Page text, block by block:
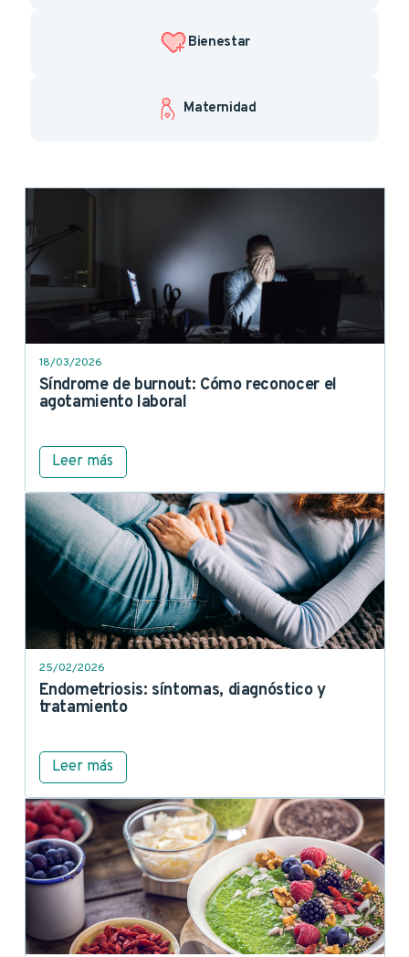
Bienestar
Maternidad
18/03/2026
Síndrome de burnout: Cómo reconocer el
agotamiento laboral
Leer más
25/02/2026
Endometriosis: síntomas, diagnóstico y
tratamiento
Leer más